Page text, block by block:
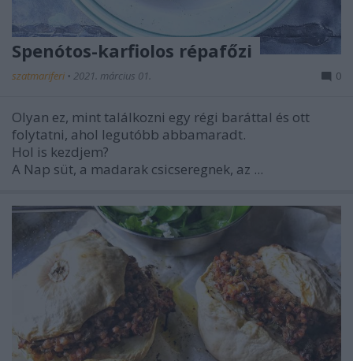
Spenótos-karfiolos répafőzi
szatmariferi • 2021. március 01. 0
Olyan ez, mint találkozni egy régi baráttal és ott
folytatni, ahol legutóbb abbamaradt.
Hol is kezdjem?
A Nap süt, a madarak csicseregnek, az ...